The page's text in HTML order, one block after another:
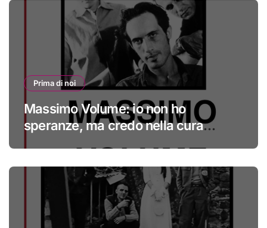
Prima di noi
Massimo Volume: io non ho
speranze, ma credo nella cura